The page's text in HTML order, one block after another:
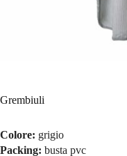
Grembiuli
Colore: grigio
Packing: busta pvc